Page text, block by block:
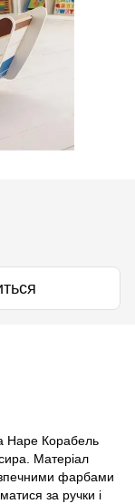
Hape Корабель
Матеріал
фарбами
за ручки і